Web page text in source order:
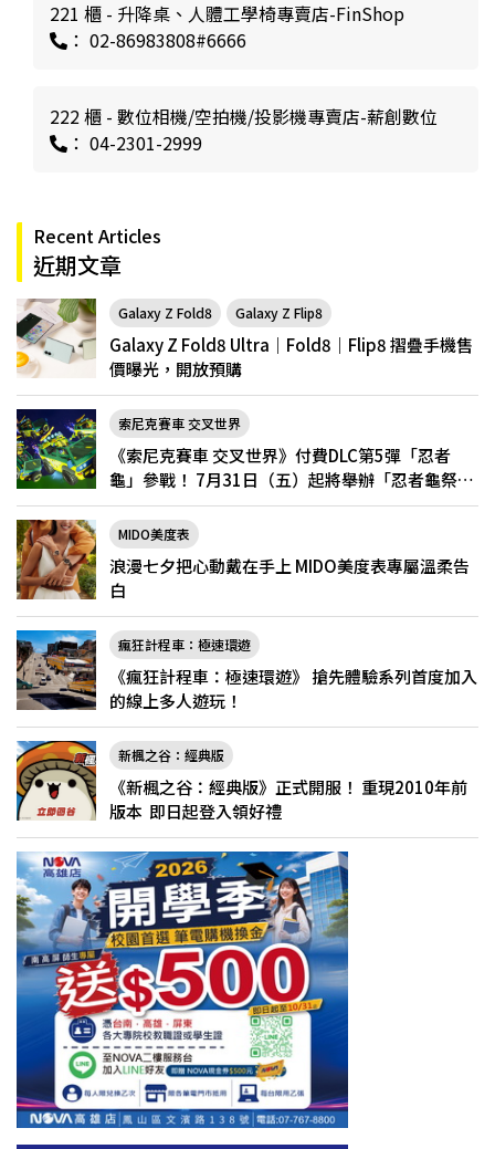
221 櫃 - 升降桌、人體工學椅專賣店-FinShop
： 02-86983808#6666
222 櫃 - 數位相機/空拍機/投影機專賣店-薪創數位
： 04-2301-2999
Recent Articles
近期文章
Galaxy Z Fold8 Galaxy Z Flip8
Galaxy Z Fold8 Ultra｜Fold8｜Flip8 摺疊手機售
價曝光，開放預購
索尼克賽車 交叉世界
《索尼克賽車 交叉世界》付費DLC第5彈「忍者
龜」參戰！ 7月31日（五）起將舉辦「忍者龜祭
典」
MIDO美度表
浪漫七夕把心動戴在手上 MIDO美度表專屬溫柔告
白
瘋狂計程車：極速環遊
《瘋狂計程車：極速環遊》 搶先體驗系列首度加入
的線上多人遊玩！
新楓之谷：經典版
《新楓之谷：經典版》正式開服！ 重現2010年前
版本 即日起登入領好禮